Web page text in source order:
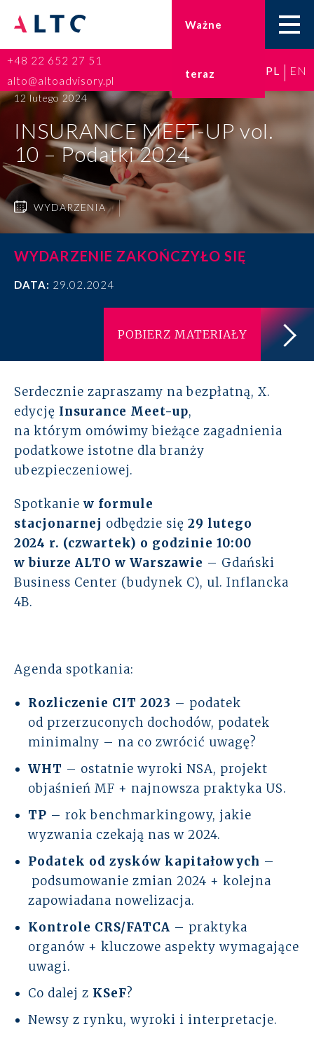
Ważne
teraz
Doradztwo podatkowe
Księgowość
Kadry i płace
ESG
Broker ubezpieczeniowy
Prawo karne dla biznesu
Rozwiązania
Dołącz do nas
Dlaczego ALTO
Baza wiedzy
ALTOstratus
+48 22 652 27 51
alto@altoadvisory.pl
PL EN
12 lutego 2024
INSURANCE MEET-UP vol.
10 – Podatki 2024
WYDARZENIA
WYDARZENIE ZAKOŃCZYŁO SIĘ
DATA: 29.02.2024
POBIERZ MATERIAŁY
Serdecznie zapraszamy na bezpłatną, X.
edycję Insurance Meet-up,
na którym omówimy bieżące zagadnienia
podatkowe istotne dla branży
ubezpieczeniowej.
Spotkanie w formule
stacjonarnej odbędzie się 29 lutego
2024 r. (czwartek) o godzinie 10:00
w biurze ALTO w Warszawie – Gdański
Business Center (budynek C), ul. Inflancka
4B.
Agenda spotkania:
Rozliczenie CIT 2023 – podatek
od przerzuconych dochodów, podatek
minimalny – na co zwrócić uwagę?
WHT – ostatnie wyroki NSA, projekt
objaśnień MF + najnowsza praktyka US.
TP – rok benchmarkingowy, jakie
wyzwania czekają nas w 2024.
Podatek od zysków kapitałowych –
podsumowanie zmian 2024 + kolejna
zapowiadana nowelizacja.
Kontrole CRS/FATCA – praktyka
organów + kluczowe aspekty wymagające
uwagi.
Co dalej z KSeF?
Newsy z rynku, wyroki i interpretacje.